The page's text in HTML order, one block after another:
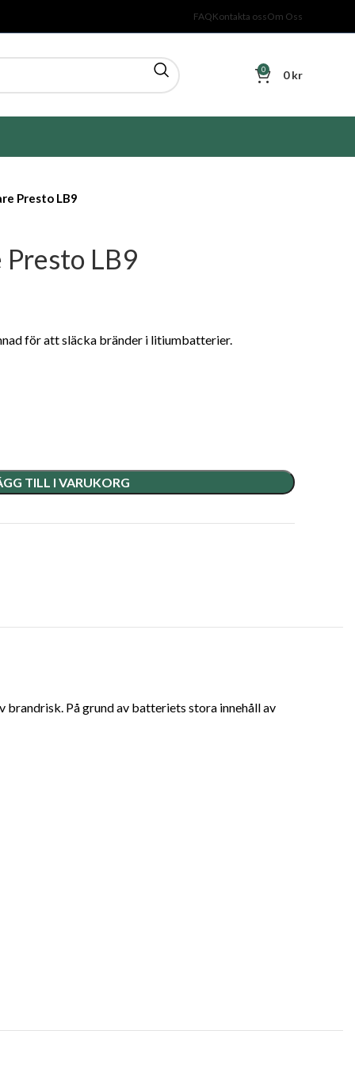
FAQKontakta ossOm Oss
0 0kr
Presto LB9
LB9
för att släcka bränder i litiumbatterier.
TILL I VARUKORG
På grund av batteriets stora innehåll av